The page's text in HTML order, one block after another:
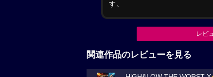
す。
レビ
関連作品のレビューを見る